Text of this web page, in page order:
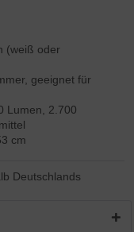
(weiß oder
geeignet für
Lumen, 2.700
cm
Deutschlands